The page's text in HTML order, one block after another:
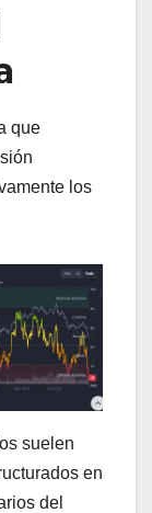
que
los
suelen
en
del